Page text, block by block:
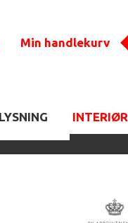
Min handlekurv
INTERIØR